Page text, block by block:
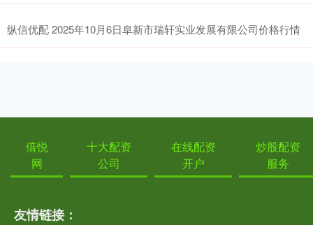
纵信优配 2025年10月6日阜新市瑞轩实业发展有限公司价格行情
倍悦
网
十大配资
公司
在线配资
开户
炒股配资
服务
友情链接：